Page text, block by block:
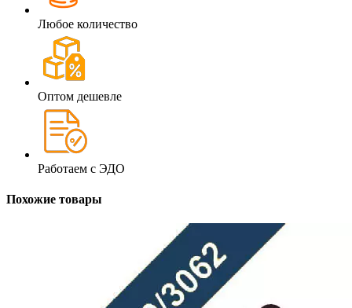
Любое количество
Оптом дешевле
Работаем с ЭДО
Похожие товары